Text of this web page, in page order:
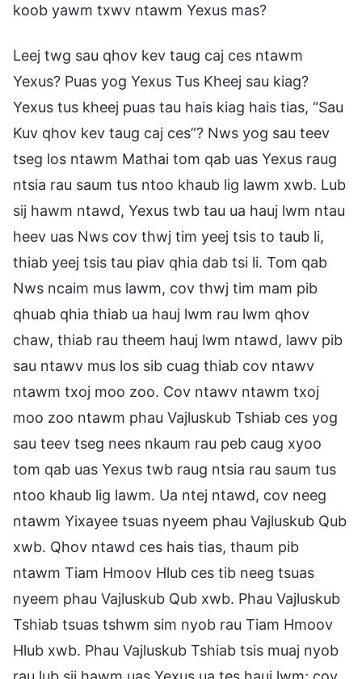
koob yawm txwv ntawm Yexus mas?
Leej twg sau qhov kev taug caj ces ntawm
Yexus? Puas yog Yexus Tus Kheej sau kiag?
Yexus tus kheej puas tau hais kiag hais tias, “Sau
Kuv qhov kev taug caj ces”? Nws yog sau teev
tseg los ntawm Mathai tom qab uas Yexus raug
ntsia rau saum tus ntoo khaub lig lawm xwb. Lub
sij hawm ntawd, Yexus twb tau ua hauj lwm ntau
heev uas Nws cov thwj tim yeej tsis to taub li,
thiab yeej tsis tau piav qhia dab tsi li. Tom qab
Nws ncaim mus lawm, cov thwj tim mam pib
qhuab qhia thiab ua hauj lwm rau lwm qhov
chaw, thiab rau theem hauj lwm ntawd, lawv pib
sau ntawv mus los sib cuag thiab cov ntawv
ntawm txoj moo zoo. Cov ntawv ntawm txoj
moo zoo ntawm phau Vajluskub Tshiab ces yog
sau teev tseg nees nkaum rau peb caug xyoo
tom qab uas Yexus twb raug ntsia rau saum tus
ntoo khaub lig lawm. Ua ntej ntawd, cov neeg
ntawm Yixayee tsuas nyeem phau Vajluskub Qub
xwb. Qhov ntawd ces hais tias, thaum pib
ntawm Tiam Hmoov Hlub ces tib neeg tsuas
nyeem phau Vajluskub Qub xwb. Phau Vajluskub
Tshiab tsuas tshwm sim nyob rau Tiam Hmoov
Hlub xwb. Phau Vajluskub Tshiab tsis muaj nyob